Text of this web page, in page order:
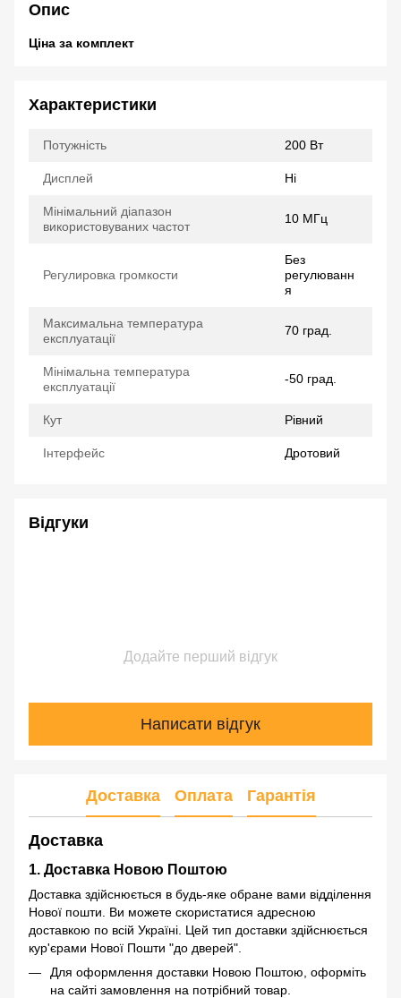
Опис
Ціна за комплект
Характеристики
Потужність 200 Вт
Дисплей Ні
Мінімальний діапазон
використовуваних частот
10 МГц
Регулировка громкости
Без
регулюванн
я
Максимальна температура
експлуатації
70 град.
Мінімальна температура
експлуатації
-50 град.
Кут Рівний
Інтерфейс Дротовий
Відгуки
Додайте перший відгук
Написати відгук
Доставка Оплата Гарантія
Доставка
1. Доставка Новою Поштою
Доставка здійснюється в будь-яке обране вами відділення
Нової пошти. Ви можете скористатися адресною
доставкою по всій Україні. Цей тип доставки здійснюється
кур'єрами Нової Пошти "до дверей".
Для оформлення доставки Новою Поштою, оформіть
на сайті замовлення на потрібний товар.